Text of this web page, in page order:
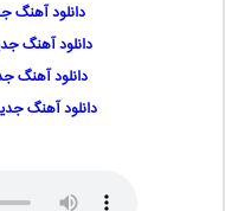
دانلود آهنگ
دانلود آهنگ
دانلود آهنگ
دانلود آهنگ